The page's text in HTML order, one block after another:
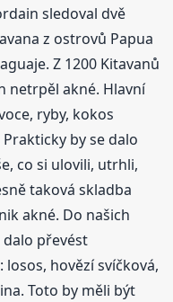
sledoval dvě
z ostrovů Papua
Z 1200 Kitavanů
netrpěl akné. Hlavní
ryby, kokos
by se dalo
co si ulovili, utrhli,
taková skladba
akné. Do našich
převést
hovězí svíčková,
Toto by měli být